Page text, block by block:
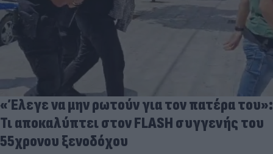
«Έλεγε να μην ρωτούν για τον πατέρα του»:
Τι αποκαλύπτει στον FLASH συγγενής του
55χρονου ξενοδόχου